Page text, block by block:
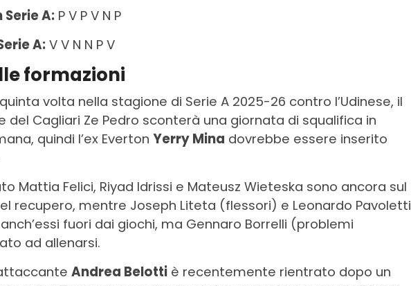
A: P V P V N P
A: V V N N P V
formazioni
volta nella stagione di Serie A 2025-26 contro l’Udinese, il
del Cagliari Ze Pedro sconterà una giornata di squalifica in
quindi l’ex Everton Yerry Mina dovrebbe essere inserito
Mattia Felici, Riyad Idrissi e Mateusz Wieteska sono ancora sul
recupero, mentre Joseph Liteta (flessori) e Leonardo Pavoletti
fuori dai giochi, ma Gennaro Borrelli (problemi
ad allenarsi.
Andrea Belotti è recentemente rientrato dopo un